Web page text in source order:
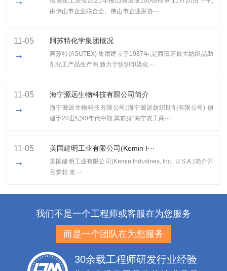
由佛山市企业联合会、佛山市企业家协···
11-05
→
阿苏特化学集团概况
阿苏特(ASUTEX) 集团建立于1987年,是西班牙最大纺织品助
剂化工产品生产商,致力于纺织印染化···
11-05
→
海宁源远生物科技有限公司简介
海宁源远生物科技有限公司(海宁源远纺织助剂有限公司) 创
建于20世纪90年代中期,其前身"海宁农工商···
11-05
→
美国建明工业有限公司(Kemin I···
美国建明工业有限公司(Kemin Industries, Inc., U.S.A.)简介开
启梦想 改···
我们不是一个工程师或客服在为您服务
而是一个团队在为您服务
30余载工程师研发行业经验